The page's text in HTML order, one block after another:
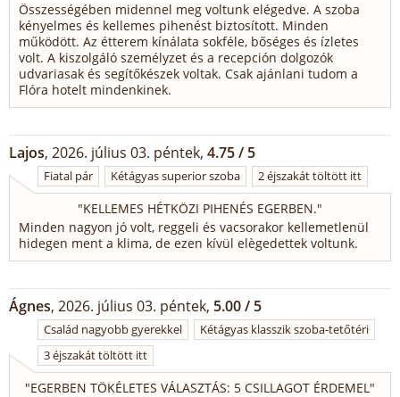
Összességében midennel meg voltunk elégedve. A szoba
kényelmes és kellemes pihenést biztosított. Minden
működött. Az étterem kínálata sokféle, bőséges és ízletes
volt. A kiszolgáló személyzet és a recepción dolgozók
udvariasak és segítőkészek voltak. Csak ajánlani tudom a
Flóra hotelt mindenkinek.
Lajos, 2026. július 03. péntek, 4.75 / 5
Fiatal pár Kétágyas superior szoba 2 éjszakát töltött itt
"KELLEMES HÉTKÖZI PIHENÉS EGERBEN."
Minden nagyon jó volt, reggeli és vacsorakor kellemetlenül
hidegen ment a klima, de ezen kívül elègedettek voltunk.
Ágnes, 2026. július 03. péntek, 5.00 / 5
Család nagyobb gyerekkel
Kétágyas klasszik szoba-tetőtéri
3 éjszakát töltött itt
"EGERBEN TÖKÉLETES VÁLASZTÁS: 5 CSILLAGOT ÉRDEMEL"